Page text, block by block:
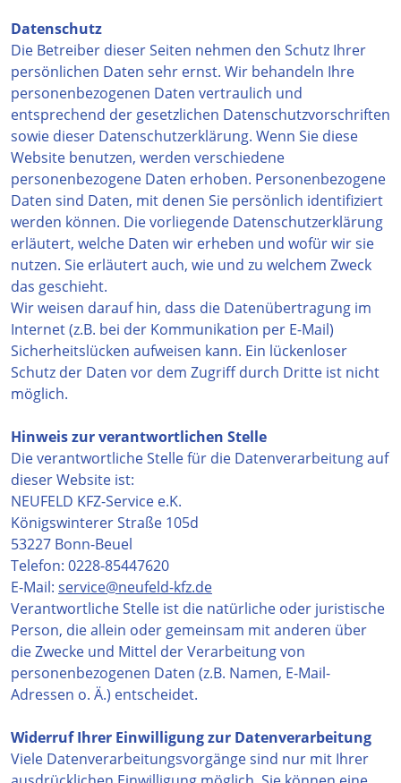
Datenschutz
Die Betreiber dieser Seiten nehmen den Schutz Ihrer
persönlichen Daten sehr ernst. Wir behandeln Ihre
personenbezogenen Daten vertraulich und
entsprechend der gesetzlichen Datenschutzvorschriften
sowie dieser Datenschutzerklärung. Wenn Sie diese
Website benutzen, werden verschiedene
personenbezogene Daten erhoben. Personenbezogene
Daten sind Daten, mit denen Sie persönlich identifiziert
werden können. Die vorliegende Datenschutzerklärung
erläutert, welche Daten wir erheben und wofür wir sie
nutzen. Sie erläutert auch, wie und zu welchem Zweck
das geschieht.
Wir weisen darauf hin, dass die Datenübertragung im
Internet (z.B. bei der Kommunikation per E-Mail)
Sicherheitslücken aufweisen kann. Ein lückenloser
Schutz der Daten vor dem Zugriff durch Dritte ist nicht
möglich.
Hinweis zur verantwortlichen Stelle
Die verantwortliche Stelle für die Datenverarbeitung auf
dieser Website ist:
NEUFELD KFZ-Service e.K.
Königswinterer Straße 105d
53227 Bonn-Beuel
Telefon: 0228-85447620
E-Mail: service@neufeld-kfz.de
Verantwortliche Stelle ist die natürliche oder juristische
Person, die allein oder gemeinsam mit anderen über
die Zwecke und Mittel der Verarbeitung von
personenbezogenen Daten (z.B. Namen, E-Mail-
Adressen o. Ä.) entscheidet.
Widerruf Ihrer Einwilligung zur Datenverarbeitung
Viele Datenverarbeitungsvorgänge sind nur mit Ihrer